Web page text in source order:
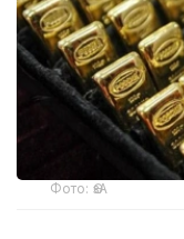
Фото: ӨзА